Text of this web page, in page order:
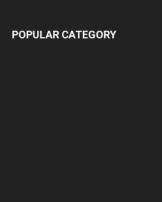
POPULAR CATEGORY